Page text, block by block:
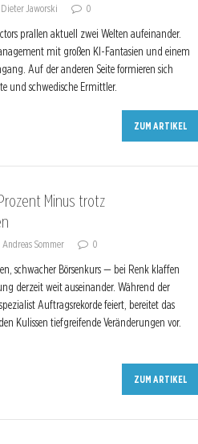
Dieter Jaworski 0
prallen aktuell zwei Welten aufeinander.
mit großen KI-Fantasien und einem
Auf der anderen Seite formieren sich
und schwedische Ermittler.
ZUM ARTIKEL
Minus trotz
Andreas Sommer 0
schwacher Börsenkurs — bei Renk klaffen
derzeit weit auseinander. Während der
Auftragsrekorde feiert, bereitet das
Kulissen tiefgreifende Veränderungen vor.
ZUM ARTIKEL